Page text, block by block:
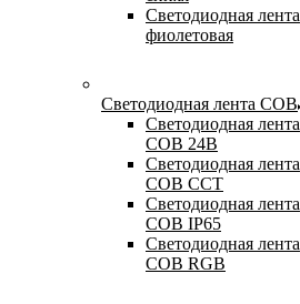
Светодиодная лента
фиолетовая
Светодиодная лента COB
Светодиодная лента
COB 24В
Светодиодная лента
COB CCT
Светодиодная лента
COB IP65
Светодиодная лента
COB RGB